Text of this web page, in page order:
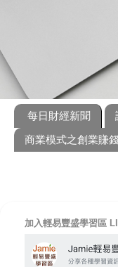
每日財經新聞
商業模式之創業賺
加入輕易豐盛學習區